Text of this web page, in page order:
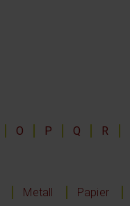
O P Q R
Metall Papier